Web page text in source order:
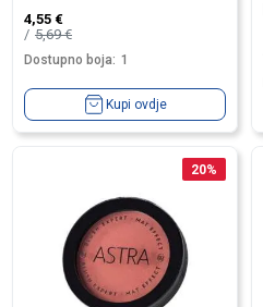
4,55 €
5,69€
Dostupno boja: 1
Kupi ovdje
20%